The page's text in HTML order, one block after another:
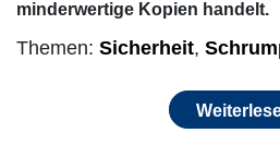
minderwertige Kopien handelt.
Themen: Sicherheit,